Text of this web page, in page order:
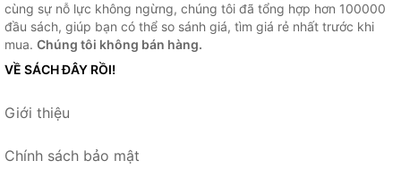
cùng sự nỗ lực không ngừng, chúng tôi đã tổng hợp hơn 100000
đầu sách, giúp bạn có thể so sánh giá, tìm giá rẻ nhất trước khi
mua. Chúng tôi không bán hàng.
VỀ SÁCH ĐÂY RỒI!
Giới thiệu
Chính sách bảo mật